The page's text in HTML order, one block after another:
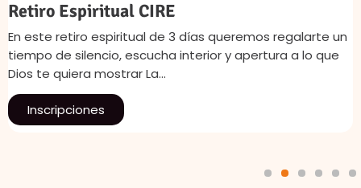
Retiro Espiritual CIRE
En este retiro espiritual de 3 días queremos regalarte un
tiempo de silencio, escucha interior y apertura a lo que
Dios te quiera mostrar La…
Inscripciones
3 4 5 6